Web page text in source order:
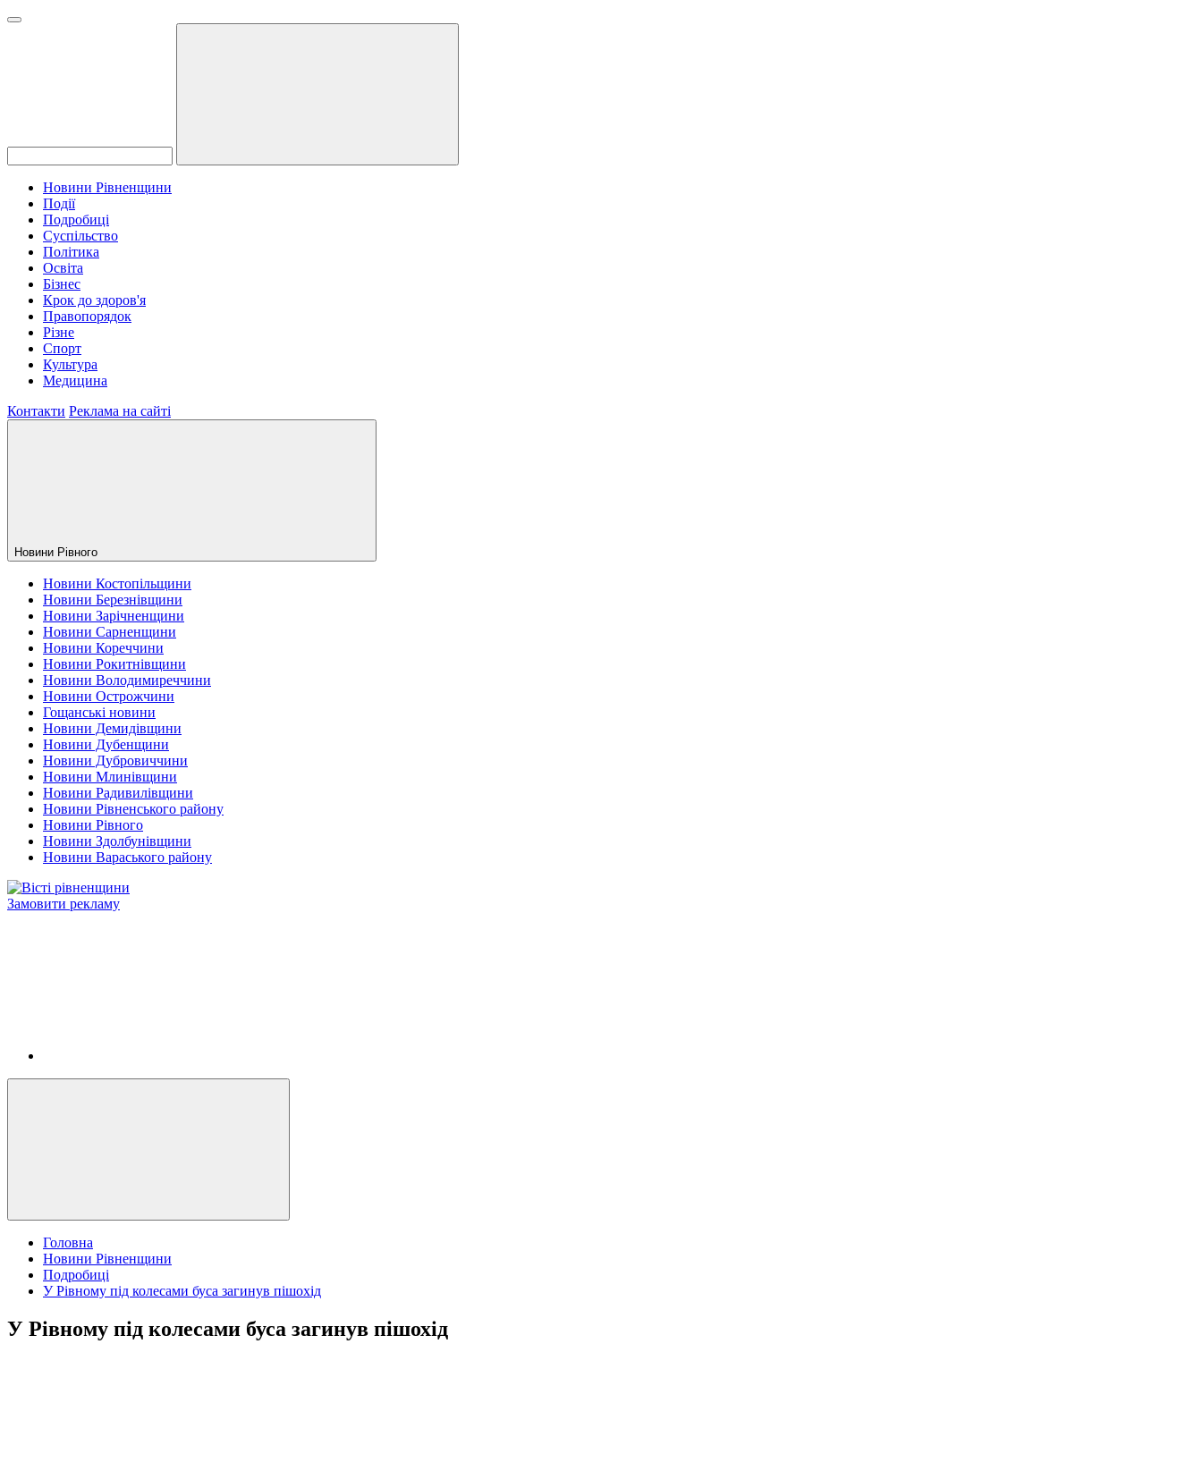
Новини Рівненщини
Події
Подробиці
Суспільство
Політика
Освіта
Бізнес
Крок до здоров'я
Правопорядок
Різне
Спорт
Культура
Медицина
Контакти Реклама на сайті
Новини Рiвного
Новини Костопільщини
Новини Березнівщини
Новини Зарічненщини
Новини Сарненщини
Новини Кореччини
Новини Рокитнівщини
Новини Володимиреччини
Новини Острожчини
Гощанські новини
Новини Демидівщини
Новини Дубенщини
Новини Дубровиччини
Новини Млинівщини
Новини Радивилівщини
Новини Рівненського району
Новини Рівного
Новини Здолбунівщини
Новини Вараського району
Замовити рекламу
Головна
Новини Рівненщини
Подробиці
У Рівному під колесами буса загинув пішохід
У Рівному під колесами буса загинув пішохід